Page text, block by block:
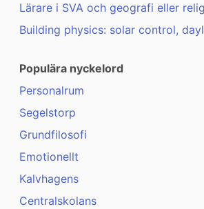
Lärare i SVA och geografi eller
Building physics: solar control,
Populära nyckelord
Personalrum
Segelstorp
Grundfilosofi
Emotionellt
Kalvhagens
Centralskolans